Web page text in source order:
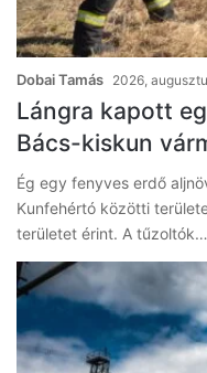
Dobai Tamás 2026,
Lángra kapott
Bács-kiskun
Ég egy fenyves erdő
Kunfehértó közötti
területet érint. A tűzoltók…